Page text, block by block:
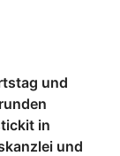
und
in
und